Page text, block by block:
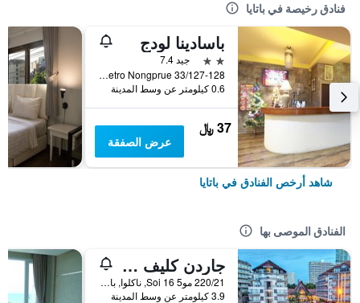
فنادق رخيصة في باتايا
باسادينا لودج
2 نجمتين
جيد 7.4
33/127-128 Moo 10 Soi Lk Metro Nongprue, باتايا, تايلاند
0.6 كيلومتر عن وسط المدينة
37 ﷼
عرض الصفقة
شاهد أرخص الفنادق في باتايا
الفنادق الموصى بها
جاردن كليف ريزورت آند سبا
220/21 مو5 Soi 16, ناكلوا, بانغلامونغ, باتايا, تايلاند
3.9 كيلومتر عن وسط المدينة